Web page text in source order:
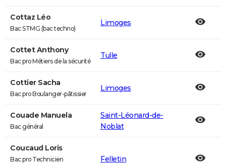
Cottaz Léo
Bac STMG (bac techno)
Limoges
Cottet Anthony
Bac pro Métiers de la sécurité
Tulle
Cottier Sacha
Bac pro Boulanger-pâtissier
Limoges
Couade Manuela
Bac général
Saint-Léonard-de-
Noblat
Coucaud Loris
Bac pro Technicien
Felletin